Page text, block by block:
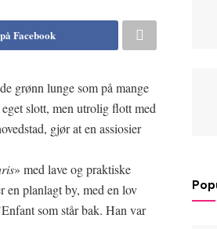
Facebook
grønn lunge som på mange
slott, men utrolig flott med
gjør at en assiosier
» med lave og praktiske
en planlagt by, med en lov
som står bak. Han var